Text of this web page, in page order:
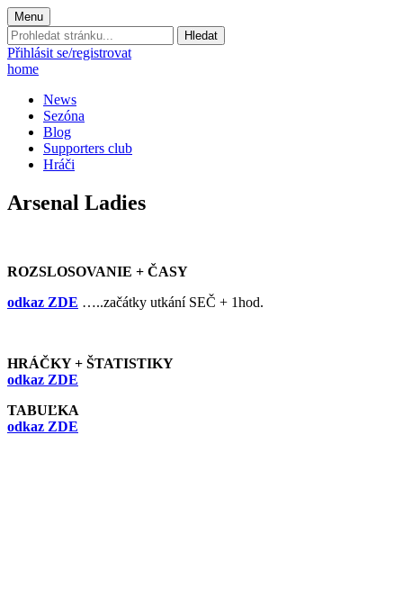
Menu
Prohledat
stránku:
Přihlásit se/registrovat
home
News
Sezóna
Blog
Supporters club
Hráči
Arsenal Ladies
ROZSLOSOVANIE + ČASY
odkaz ZDE …..začátky utkání SEČ + 1hod.
HRÁČKY + ŠTATISTIKY
odkaz ZDE
TABUĽKA
odkaz ZDE